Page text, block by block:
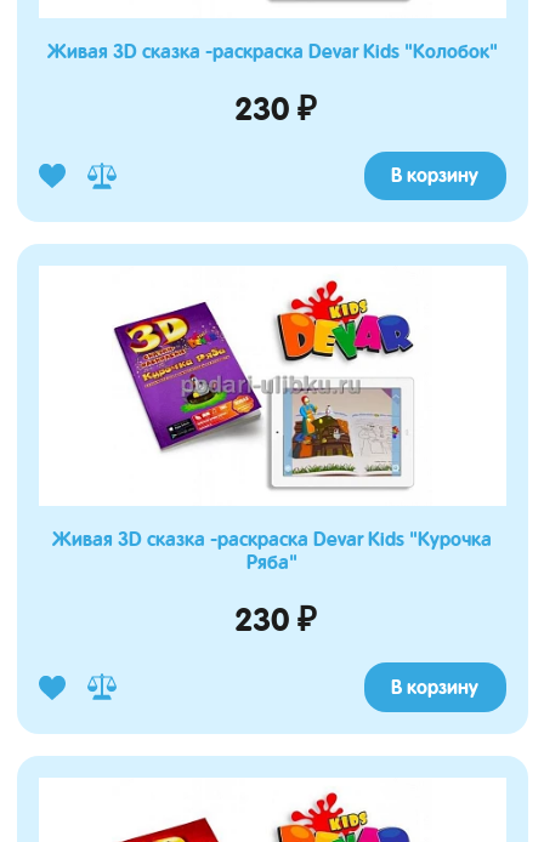
Живая 3D сказка -раскраска Devar Kids "Колобок"
230 ₽
В корзину
Живая 3D сказка -раскраска Devar Kids "Курочка
Ряба"
230 ₽
В корзину